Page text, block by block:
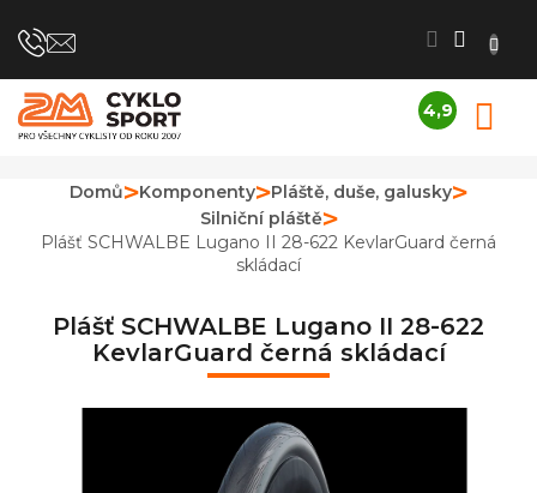
na
4,9
obchodu
je
z
Domů Komponenty
Pláště, duše, galusky
Silniční pláště
Plášť SCHWALBE Lugano II 28-622 KevlarGuard černá
skládací
Plášť SCHWALBE Lugano II 28-622
KevlarGuard černá skládací